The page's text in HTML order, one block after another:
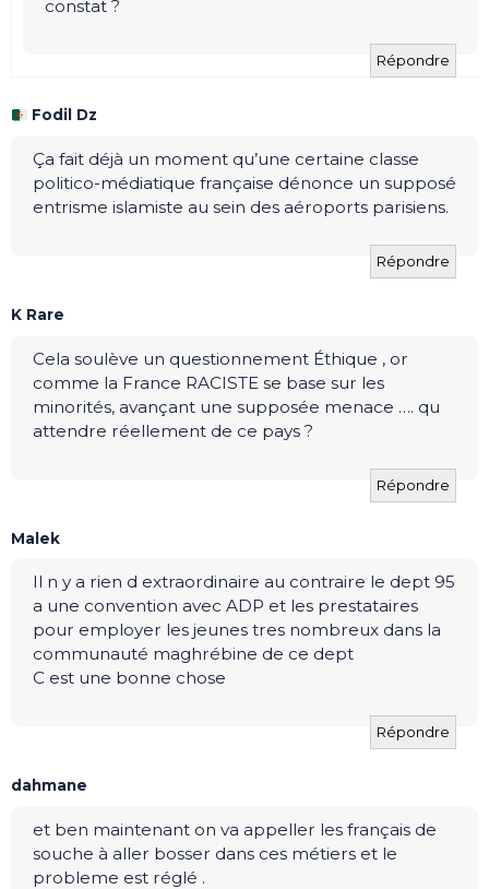
constat ?
Répondre
Fodil Dz
Ça fait déjà un moment qu’une certaine classe
politico-médiatique française dénonce un supposé
entrisme islamiste au sein des aéroports parisiens.
Répondre
K Rare
Cela soulève un questionnement Éthique , or
comme la France RACISTE se base sur les
minorités, avançant une supposée menace …. qu
attendre réellement de ce pays ?
Répondre
Malek
Il n y a rien d extraordinaire au contraire le dept 95
a une convention avec ADP et les prestataires
pour employer les jeunes tres nombreux dans la
communauté maghrébine de ce dept
C est une bonne chose
Répondre
dahmane
et ben maintenant on va appeller les français de
souche à aller bosser dans ces métiers et le
probleme est réglé .